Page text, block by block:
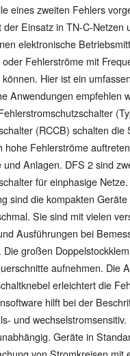
eines zweiten Fehlers
der Einsatz in TN-C-Netzen
elektronische
Fehlerströme mit
Hier ist ein
Anwendungen empfehlen
(RCCB) schalten die
hohe Fehlerströme
Anlagen. DFS 2 sind
für einphasige Netze.
sind die kompakten Geräte
Sie sind mit vielen
Ausführungen bei
großen
aufnehmen. Die
erleichtert die
hilft bei der
und wechselstromsensitiv.
Geräte in